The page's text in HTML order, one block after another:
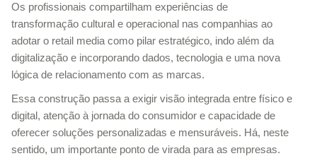
Os profissionais compartilham experiências de
transformação cultural e operacional nas companhias ao
adotar o retail media como pilar estratégico, indo além da
digitalização e incorporando dados, tecnologia e uma nova
lógica de relacionamento com as marcas.
Essa construção passa a exigir visão integrada entre físico e
digital, atenção à jornada do consumidor e capacidade de
oferecer soluções personalizadas e mensuráveis. Há, neste
sentido, um importante ponto de virada para as empresas.